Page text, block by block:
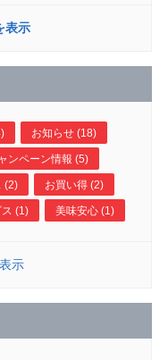
表示
お知らせ (18)
ンペーン情報 (5)
(2) お買い得 (2)
(1) 美味安心 (1)
示